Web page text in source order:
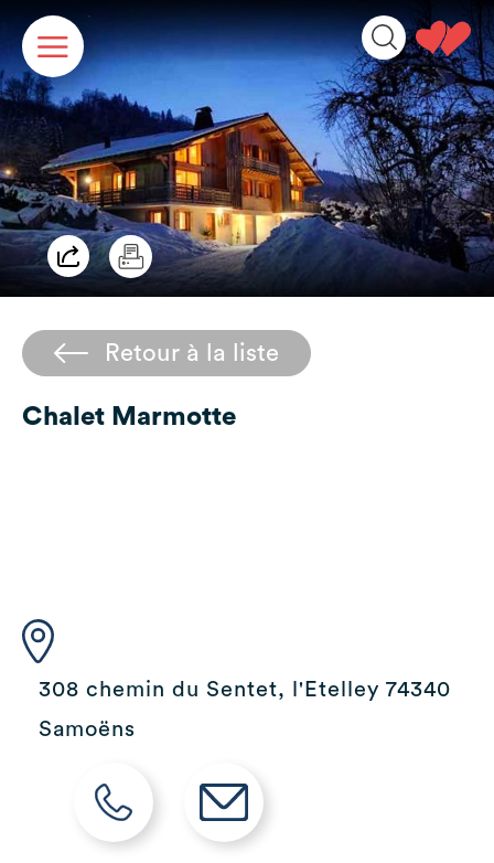
Retour à la liste
Chalet Marmotte
308 chemin du Sentet, l'Etelley 74340
Samoëns
Panneau de gestion des cookies